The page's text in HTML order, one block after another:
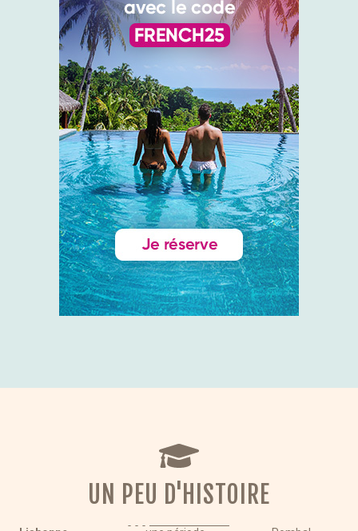
UN PEU D'HISTOIRE